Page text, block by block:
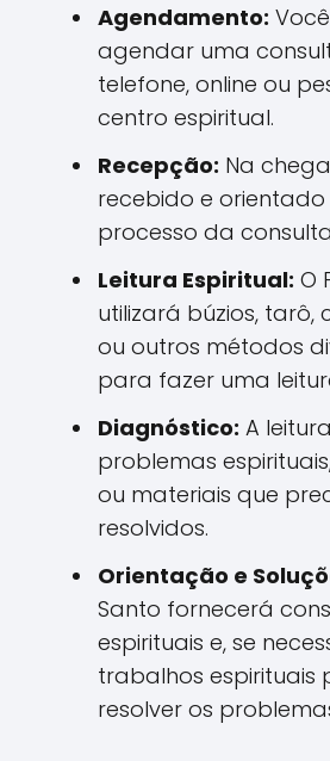
Agendamento:
agendar uma
telefone, online ou
centro espiritual.
Recepção: Na
recebido e
processo da
Leitura Espiritual: O
utilizará búzios, tarô,
ou outros métodos
para fazer uma
Diagnóstico: A
problemas
ou materiais que
resolvidos.
Orientação e
Santo fornecerá
espirituais e, se
trabalhos espirituais
resolver os